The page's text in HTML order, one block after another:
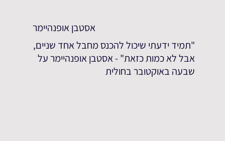
אסטבן אופנהיימר
"תמיד ידעתי שיכול להכנס מחבל אחד שניים,
אבל לא כמות כזאת" - אסטבן אופנהיימר על
שבעה באוקטובר בחולית